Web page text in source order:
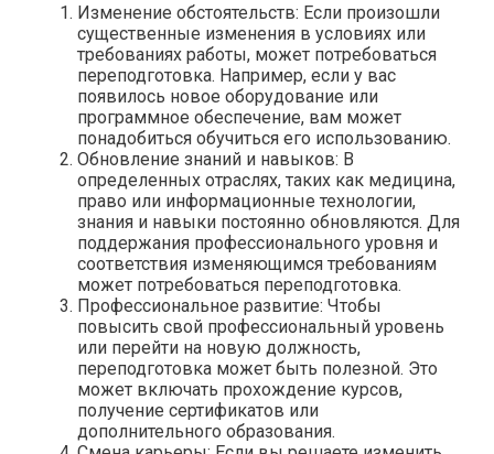
Изменение обстоятельств: Если произошли
существенные изменения в условиях или
требованиях работы, может потребоваться
переподготовка. Например, если у вас
появилось новое оборудование или
программное обеспечение, вам может
понадобиться обучиться его использованию.
Обновление знаний и навыков: В
определенных отраслях, таких как медицина,
право или информационные технологии,
знания и навыки постоянно обновляются. Для
поддержания профессионального уровня и
соответствия изменяющимся требованиям
может потребоваться переподготовка.
Профессиональное развитие: Чтобы
повысить свой профессиональный уровень
или перейти на новую должность,
переподготовка может быть полезной. Это
может включать прохождение курсов,
получение сертификатов или
дополнительного образования.